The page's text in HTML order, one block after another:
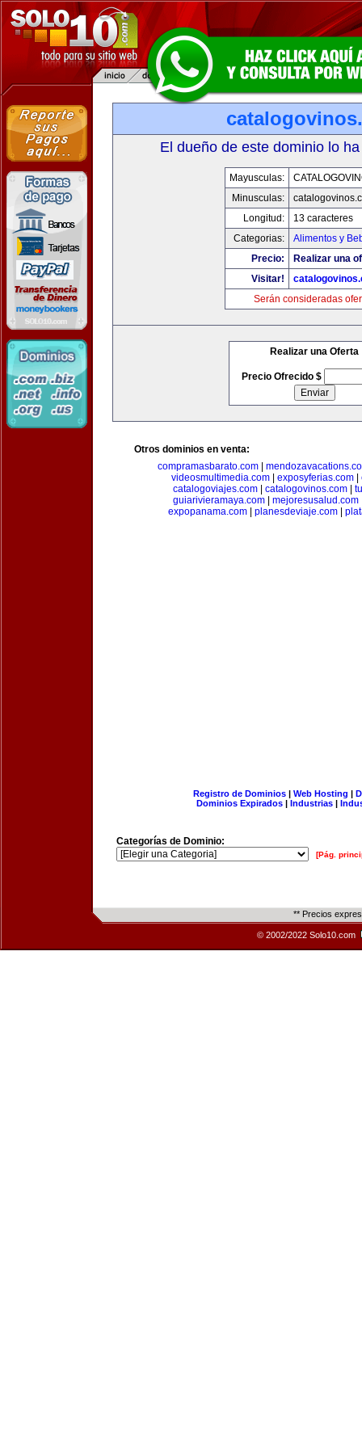
El dueño de este dominio lo
Mayusculas:
Minusculas:
Longitud:
13 caracteres
Categorias:
Alimentos y
Precio:
Realizar una
Visitar!
Serán consideradas
Realizar una Oferta
Precio Ofrecido $
Otros dominios en venta:
compramasbarato.com|
videosmultimedia.com
exposyferias.com
catalogoviajes.com| catalogovinos.com|
guiarivieramaya.com
mejoresusalud.com
expopanama.com| planesdeviaje.com|
Registro de Dominios| Web Hosting |
Dominios Expirados | Industrias |
Categorías de Dominio:
[Pág.
** Precios
© 2002/2022 Solo10.com